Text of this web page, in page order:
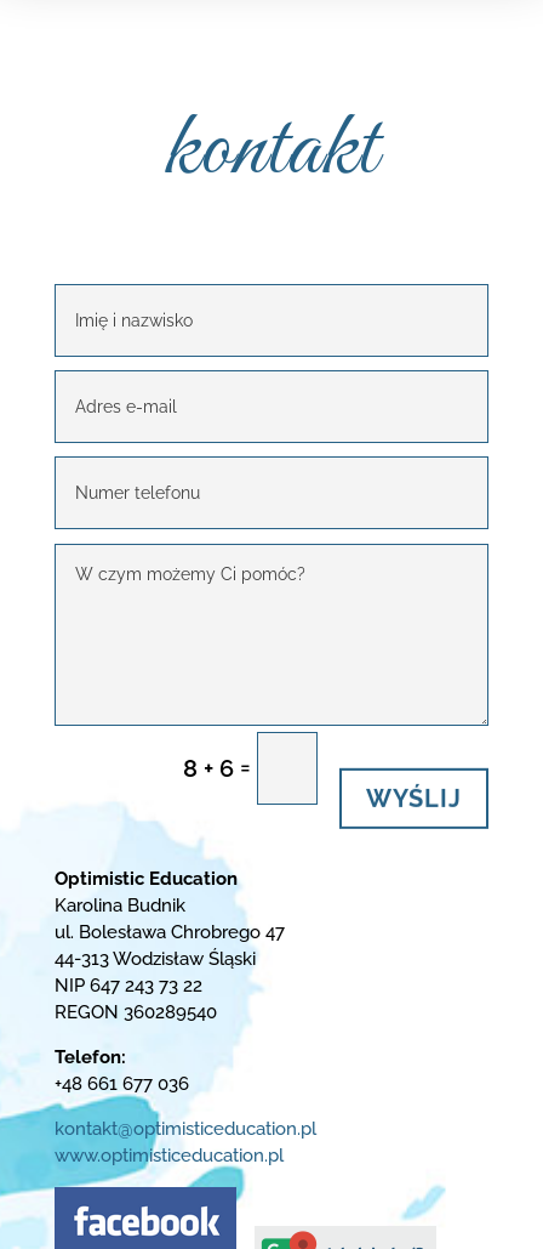
kontakt
8 + 6 =
WYŚLIJ
Optimistic Education
Karolina Budnik
ul. Bolesława Chrobrego 47
44-313 Wodzisław Śląski
NIP 647 243 73 22
REGON 360289540
Telefon:
+48 661 677 036
kontakt@optimisticeducation.pl
www.optimisticeducation.pl